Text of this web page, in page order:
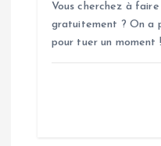
Vous cherchez à
gratuitement ? On a
pour tuer un moment !